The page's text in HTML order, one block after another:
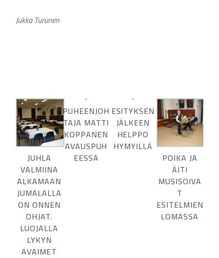
Jukka Turunen
JUHLA
VALMIINA
ALKAMAAN
JUMALALLA
ON ONNEN
OHJAT.
LUOJALLA
LYKYN
AVAIMET
PUHEENJOH
TAJA MATTI
KOPPANEN
AVAUSPUH
EESSA
ESITYKSEN
JÄLKEEN
HELPPO
HYMYILLÄ
POIKA JA
ÄITI
MUSISOIVA
T
ESITELMIEN
LOMASSA